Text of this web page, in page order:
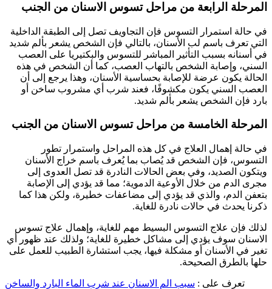
المرحلة الرابعة من مراحل تسوس الاسنان من الجنب
في حالة استمرار التسوس فإن التجاويف تصل إلى الطبقة الداخلية
التي تعرف باسم لب الأسنان، بالتالي فإن الشخص يشعر بألم شديد
في أسنانه بسبب التأثير المباشر للتسوس والبكتيريا على العصب
السني، وإصابة الشخص بالتهاب العصب، كما أن الشخص في هذه
الحالة يكون عرضة للإصابة بحساسية الأسنان، وهذا يرجع إلى أن
العصب السني يكون مكشوفًا، فعند شرب أي مشروب ساخن أو
بارد فإن الشخص يشعر بألم شديد.
المرحلة الخامسة من مراحل تسوس الاسنان من الجنب
في حالة إهمال العلاج في كل هذه المراحل واستمرار تطور
التسوس، فإن الشخص قد يُصاب بما يُعرف باسم خراج الأسنان
ويتكون الصديد، وفي بعض الحالات النادرة قد تصل العدوى إلى
مجرى الدم من خلال الأوعية الدموية؛ مما قد يؤدي إلى الإصابة
بتعفن الدم، والذي قد يؤدي إلى مضاعفات خطيرة، ولكن هذا كما
ذكرنا يحدث في حالات نادرة للغاية.
لذلك فإن علاج التسوس البسيط مهم للغاية، وإهمال علاج تسوس
الاسنان سوف يؤدي إلى مشاكل خطيرة للغاية؛ ولذلك عند ظهور أي
تغير في الأسنان أو مشكلة فيها، يجب استشارة الطبيب للعمل على
حلها بالطرق الصحيحة.
تعرف على : سبب الم الاسنان عند شرب الماء البارد والساخن